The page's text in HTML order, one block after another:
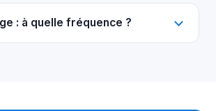
: à quelle fréquence ?